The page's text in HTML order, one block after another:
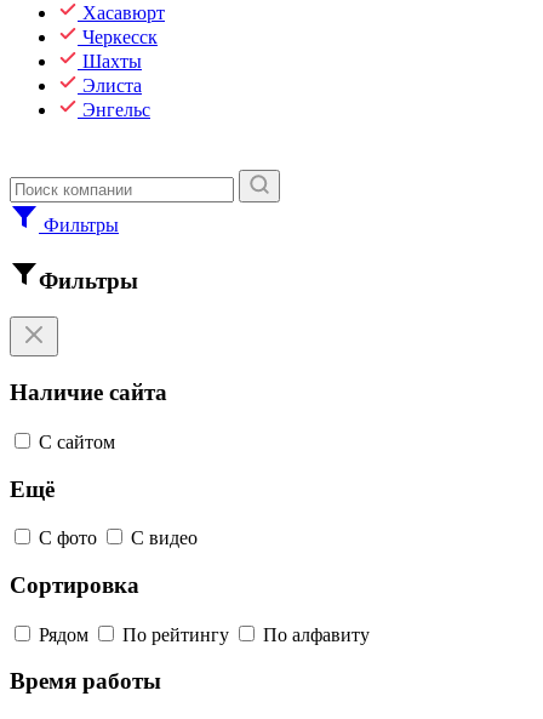
Хасавюрт
Черкесск
Шахты
Элиста
Энгельс
Фильтры
Фильтры
Наличие сайта
С сайтом
Ещё
С фото С видео
Сортировка
Рядом По рейтингу По алфавиту
Время работы